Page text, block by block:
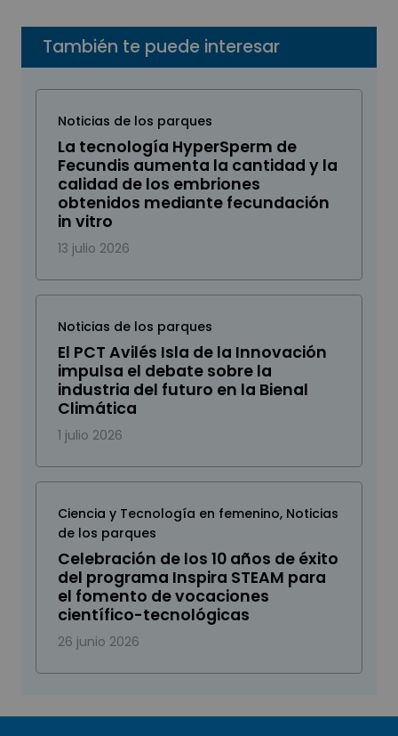
También te puede interesar
Noticias de los parques
La tecnología HyperSperm de
Fecundis aumenta la cantidad y la
calidad de los embriones
obtenidos mediante fecundación
in vitro
13 julio 2026
Noticias de los parques
El PCT Avilés Isla de la Innovación
impulsa el debate sobre la
industria del futuro en la Bienal
Climática
1 julio 2026
Ciencia y Tecnología en femenino, Noticias
de los parques
Celebración de los 10 años de éxito
del programa Inspira STEAM para
el fomento de vocaciones
científico-tecnológicas
26 junio 2026